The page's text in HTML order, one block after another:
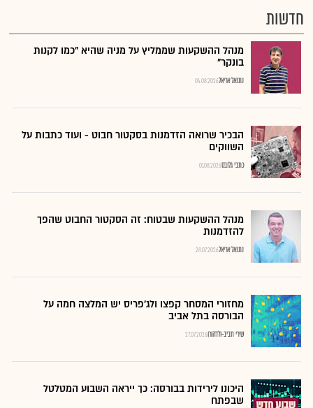
חדשות
מנהל ההשקעות שממליץ על מניה שהיא "כמו לקנות
בונקר"
04.08.2026נתנאל אריאל
הבכיר שרואה הזדמנות בסקטור חבוט - ועוד כתבות על
השווקים
01.08.2026כתבי גלובס
מנהל ההשקעות שבטוח: זה הסקטור החבוט שהפך
להזדמנות
28.07.2026נתנאל אריאל
מחזורי המסחר קפצו ולג'פריס יש המלצה חמה על
הבורסה בתל אביב
27.07.2026שירי חביב-ולדהורן
היכונו לירידות בבורסה: כך ייראה השבוע המטלטל
שבפתח